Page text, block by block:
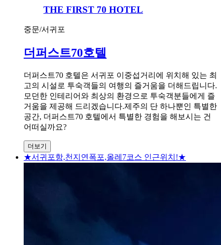
THE FIRST 70 HOTEL
중문/서귀포
더퍼스트70호텔
더퍼스트70 호텔은 서귀포 이중섭거리에 위치해 있는 최
고의 시설로 투숙객들의 여행의 즐거움을 더해드립니다.
모던한 인테리어와 최상의 환경으로 투숙객분들에게 즐
거움을 제공해 드리겠습니다.제주의 단 하나뿐인 특별한
공간, 더퍼스트70 호텔에서 특별한 경험을 해보시는 건
어떠실까요?
더보기
★서귀포항,천지연폭포,올레7코스 인근위치!★